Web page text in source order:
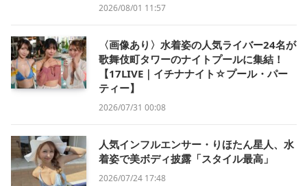
2026/08/01 11:57
〈画像あり〉水着姿の人気ライバー24名が
歌舞伎町タワーのナイトプールに集結！
【17LIVE｜イチナナイト☆プール・パー
ティー】
2026/07/31 00:08
人気インフルエンサー・りほたん星人、水
着姿で美ボディ披露「スタイル最高」
2026/07/24 17:48